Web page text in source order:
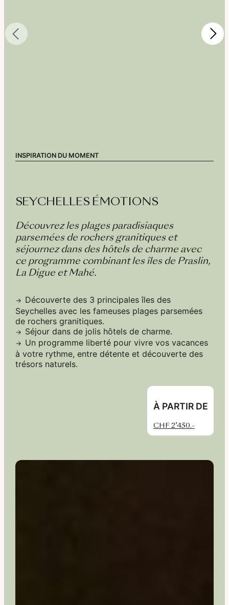
INSPIRATION DU MOMENT
SEYCHELLES ÉMOTIONS
Découvrez les plages paradisiaques
parsemées de rochers granitiques et
séjournez dans des hôtels de charme avec
ce programme combinant les îles de Praslin,
La Digue et Mahé.
Découverte des 3 principales îles des
Seychelles avec les fameuses plages parsemées
de rochers granitiques.
Séjour dans de jolis hôtels de charme.
Un programme liberté pour vivre vos vacances
à votre rythme, entre détente et découverte des
trésors naturels.
À PARTIR DE
CHF 2’450.-